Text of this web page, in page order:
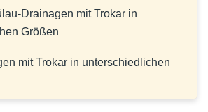
Drainagen mit Trokar in
Größen
mit Trokar in unterschiedlichen